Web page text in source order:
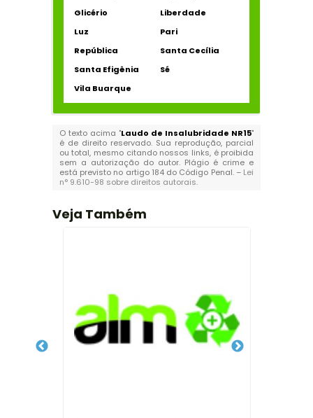
Glicério
Liberdade
Luz
Pari
República
Santa Cecília
Santa Efigênia
Sé
Vila Buarque
O texto acima "Laudo de Insalubridade NR15"
é de direito reservado. Sua reprodução, parcial
ou total, mesmo citando nossos links, é proibida
sem a autorização do autor. Plágio é crime e
está previsto no artigo 184 do Código Penal. – Lei
n° 9.610-98 sobre direitos autorais.
Veja Também